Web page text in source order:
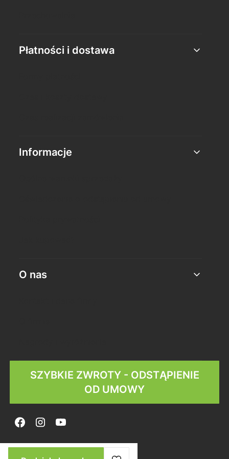
Płatności i dostawa
Informacje
O nas
SZYBKIE ZWROTY - ODSTĄPIENIE
OD UMOWY